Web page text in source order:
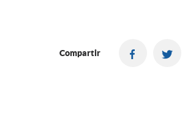
Compartir